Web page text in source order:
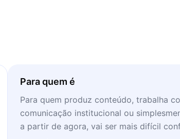
Para quem é
Para quem produz conteúdo, trabalha
comunicação institucional ou
a partir de agora, vai ser mais difícil